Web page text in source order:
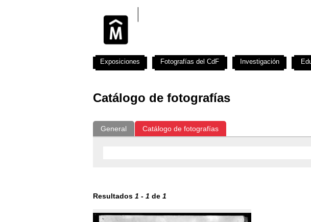
Catálogo de fotografías
General Catálogo de fotografías
Resultados 1 - 1 de 1
Exposiciones Fotografías del CdF Investigación